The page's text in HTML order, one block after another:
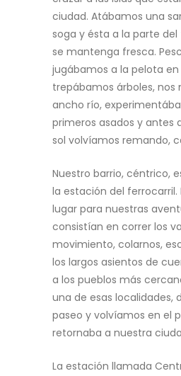
ciudad. Atábamos una
soga y ésta a la parte
se mantenga fresca.
jugábamos a la pelota en
trepábamos árboles, nos
ancho río,
primeros asados y antes
sol volvíamos remando,
Nuestro barrio, céntrico,
la estación del ferrocarril.
lugar para nuestras
consistían en correr los
movimiento, colarnos,
los largos asientos de
a los pueblos más
una de esas localidades,
paseo y volvíamos en el
retornaba a nuestra
La estación llamada